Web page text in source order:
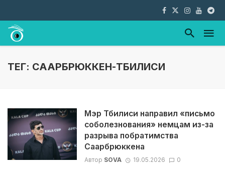
ТЕГ: СААРБРЮККЕН-ТБИЛИСИ
Мэр Тбилиси направил «письмо
соболезнования» немцам из-за
разрыва побратимства
Саарбрюккена
Автор SOVA 19.05.2026 0